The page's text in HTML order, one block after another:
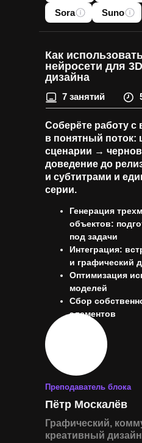
Sora
Suno
Как
нейросети для
дизайна
7 занятий
Пётр Москалёв
Графический,
креативный
Преподаватель блока
Соберёте работу с
в понятный
сценарии →
доведение до
и субтитрами и
серии.
Генерация
объектов:
под задачи
Интеграция:
и графический
Оптимизация
моделей
Сбор
элементов